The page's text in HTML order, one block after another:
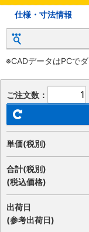
仕様・寸法情報
※CADデータはPCで
ご注文数：
単価(税別)
合計(税別)
(税込価格)
出荷日
(参考出荷日)